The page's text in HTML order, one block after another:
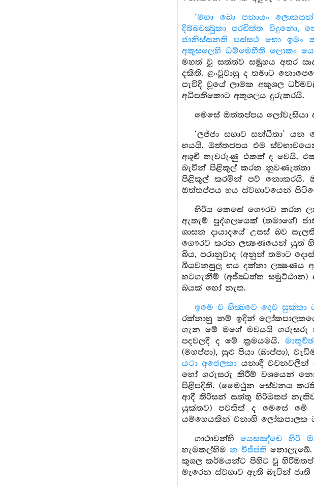
‘මහා ඛො පනායං
දිබ්බචක්‍ඛුකා පරචිත්ත විදුනො,
ජානිස්සනති පස්සථ භො ඉමං
අකුසලෙහි ධම්මෙහීති ලොකං
මහත් වූ සත්ත්ව සමූහය අතර
දකිති. ළංවූවාහු ද තමාට
පැවිදි වූයේ ලාමක අකුශල
අධිපතිකොට අකුශලය දුරුකරයි.
මෙසේ ඔත්තප්පය
‘ලජ්ජා සභාව සන්ඨිතා’
භයයි. ඔත්තප්පය එම
අශූචි තැවරුණු එකක් ද වෙයි.
බැවින් පිළිකුල් කරන
පිළිකුල් කරමින් පව් නොකරයි.
ඔත්තප්පය භය ස්වභාවයෙන්
හිරිය කෙසේ ගෞරව කරන
ඇතැම් පුද්ගලයෙක් (තමාගේ)
ශාසන දායාදයේ උසස් බව
ගෞරව කරන ලක්‍ෂණයෙන් යුත්
බිය, පරානුවාද (අනුන් තමාට
බියවනසුලු භය දක්නා ලක්‍ෂණය
හටගැනීම් (අජ්ඣත්ත
බයක් හෝ නැත.
ඉමෙ ච භික්‍ඛවෙ දෙව සුක්කා
රක්නාහු නම් ඉදින්
ගැන මේ මගේ මවයයි ගරුසරු
පදවලදී ද මේ ක්‍රමයමයි.
(මහප්පා), සුළු පියා (බාප්පා),
යථා අජෙලකා යනාදී වචනවලින්
හෝ ගරුසරු කිරීම් වශයෙන් නො
පිළිපදිති. (මෛථුන සේවනය
ආදී තිරිසන් සත්තු හිරිඔතප්
යුක්තව) පවතිත් ද මෙසේ මේ
යම්හෙයකින් වනාහි ලෝකපාලක
ගාථාවන්හියෙසඤ්චෙ හිරි
හැමකල්හිමන විජ්ජති නොලැබේ.
කුශල කර්මයන්ට පිහිට වූ
මැරෙන ස්වභාව ඇති බැවින්